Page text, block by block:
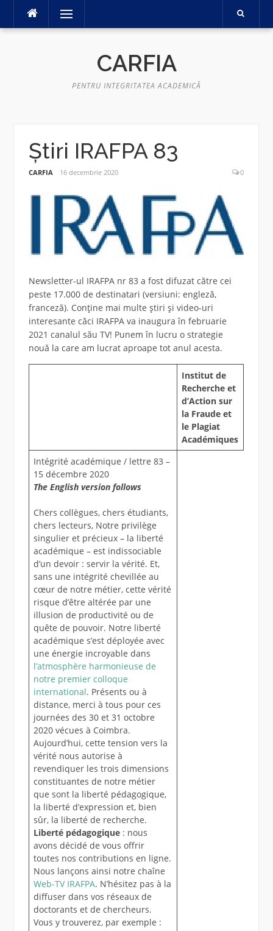
conținut
Meniu
CARFIA
PENTRU INTEGRITATEA ACADEMICĂ
Știri IRAFPA 83
CARFIA 16 decembrie 2020 0
Newsletter-ul IRAFPA nr 83 a fost difuzat către cei
peste 17.000 de destinatari (versiuni: engleză,
franceză). Conține mai multe știri și video-uri
interesante căci IRAFPA va inaugura în februarie
2021 canalul său TV! Punem în lucru o strategie
nouă la care am lucrat aproape tot anul acesta.
Institut de
Recherche et
d’Action sur
la Fraude et
le Plagiat
Académiques
Intégrité académique / lettre 83 –
15 décembre 2020
The English version follows
Chers collègues, chers étudiants,
chers lecteurs, Notre privilège
singulier et précieux – la liberté
académique – est indissociable
d’un devoir : servir la vérité. Et,
sans une intégrité chevillée au
cœur de notre métier, cette vérité
risque d’être altérée par une
illusion de productivité ou de
quête de pouvoir. Notre liberté
académique s’est déployée avec
une énergie incroyable dans
l’atmosphère harmonieuse de
notre premier colloque
international. Présents ou à
distance, merci à tous pour ces
journées des 30 et 31 octobre
2020 vécues à Coimbra.
Aujourd’hui, cette tension vers la
vérité nous autorise à
revendiquer les trois dimensions
constituantes de notre métier
que sont la liberté pédagogique,
la liberté d’expression et, bien
sûr, la liberté de recherche.
Liberté pédagogique: nous
avons décidé de vous offrir
toutes nos contributions en ligne.
Nous lançons ainsi notre chaîne
Web-TV IRAFPA. N’hésitez pas à la
diffuser dans vos réseaux de
doctorants et de chercheurs.
Vous y trouverez, par exemple :